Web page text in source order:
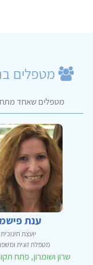
מטפלים
מטפלים שאחד
ענת
יועצת חינוכית
מטפלת זוגית
שרון ושומרון, פתח